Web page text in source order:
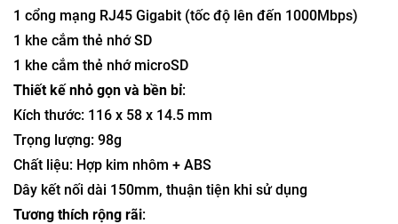
1 cổng mạng RJ45 Gigabit (tốc độ lên đến 1000Mbps)
1 khe cắm thẻ nhớ SD
1 khe cắm thẻ nhớ microSD
Thiết kế nhỏ gọn và bền bỉ:
Kích thước: 116 x 58 x 14.5 mm
Trọng lượng: 98g
Chất liệu: Hợp kim nhôm + ABS
Dây kết nối dài 150mm, thuận tiện khi sử dụng
Tương thích rộng rãi: